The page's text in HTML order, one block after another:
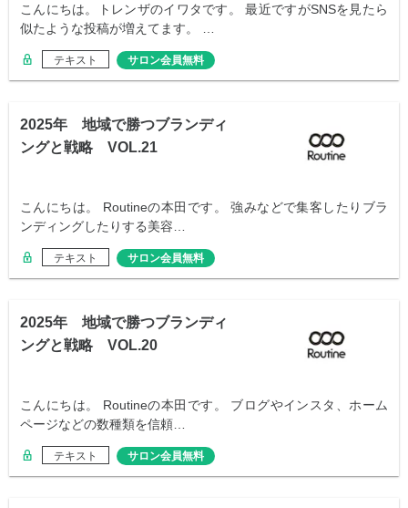
こんにちは。トレンザのイワタです。 最近ですがSNSを見たら
似たような投稿が増えてます。 …
テキスト サロン会員無料
2025年 地域で勝つブランディ
ングと戦略 VOL.21
こんにちは。 Routineの本田です。 強みなどで集客したりブラ
ンディングしたりする美容…
テキスト サロン会員無料
2025年 地域で勝つブランディ
ングと戦略 VOL.20
こんにちは。 Routineの本田です。 ブログやインスタ、ホーム
ページなどの数種類を信頼…
テキスト サロン会員無料